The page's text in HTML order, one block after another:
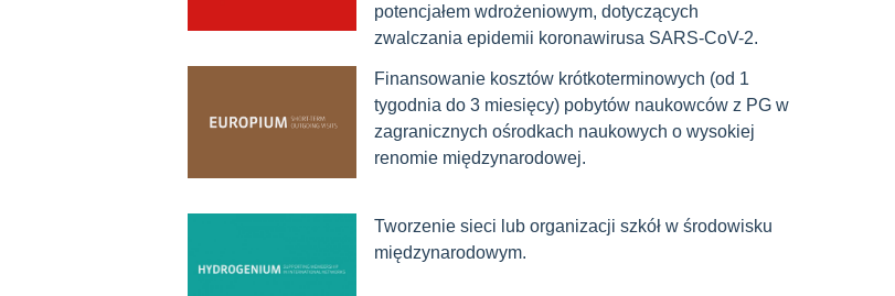
potencjałem wdrożeniowym, dotyczących
zwalczania epidemii koronawirusa SARS-CoV-2.
Finansowanie kosztów krótkoterminowych (od 1
tygodnia do 3 miesięcy) pobytów naukowców z PG w
zagranicznych ośrodkach naukowych o wysokiej
renomie międzynarodowej.
Tworzenie sieci lub organizacji szkół w środowisku
międzynarodowym.